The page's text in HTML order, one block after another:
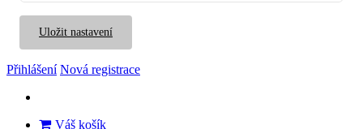
Uložit nastavení
Přihlášení Nová registrace
Váš košík